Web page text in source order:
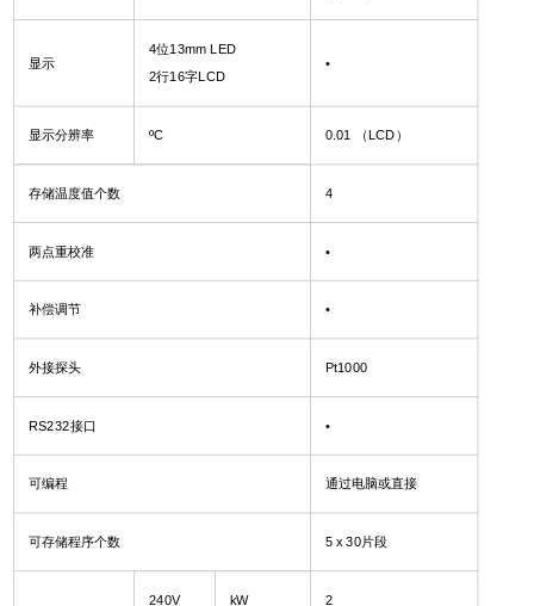
显示
4位13mm LED
2行16字LCD
•
显示分辨率 ºC 0.01 （LCD）
存储温度值个数 4
两点重校准 •
补偿调节 •
外接探头 Pt1000
RS232接口 •
可编程 通过电脑或直接
可存储程序个数 5 x 30片段
240V kW 2